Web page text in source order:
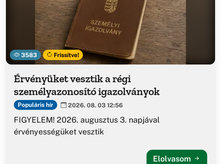
3583 Frissítve!
Érvényüket vesztik a régi
személyazonosító igazolványok
Populáris hír 2026. 08. 03 12:56
FIGYELEM! 2026. augusztus 3. napjával
érvényességüket vesztik
Elolvasom